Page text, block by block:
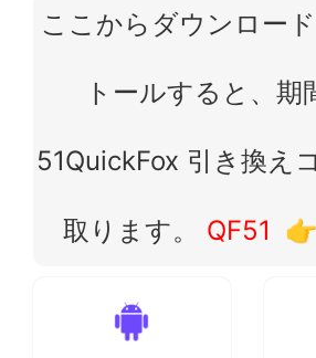
ここからダウンロー
トールすると、期
51QuickFox 引き換え
取ります。 QF51